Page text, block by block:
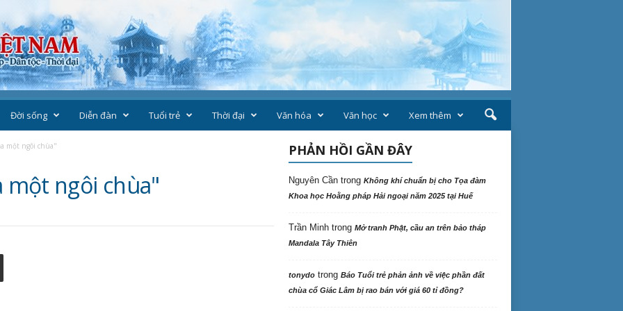
Đời sống Diễn đàn Tuổi trẻ Thời đại Văn hóa Văn học Xem thêm
một ngôi chùa"
một ngôi chùa"
PHẢN HỒI GẦN ĐÂY
Nguyên Cầntrong Không khí chuẩn bị cho Tọa đàm
Khoa học Hoằng pháp Hải ngoại năm 2025 tại Huế
Trần Minhtrong Mở tranh Phật, cầu an trên bảo tháp
Mandala Tây Thiên
tonydotrong Báo Tuổi trẻ phản ảnh về việc phần đất
chùa cổ Giác Lâm bị rao bán với giá 60 tỉ đồng?